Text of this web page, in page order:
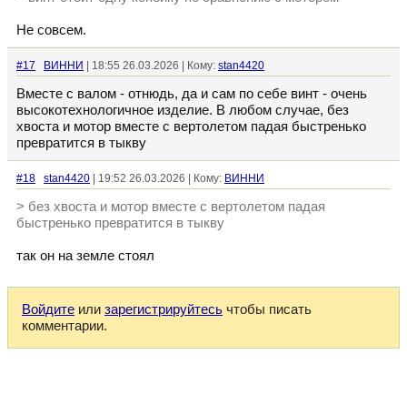
Не совсем.
#17 ВИННИ | 18:55 26.03.2026 | Кому: stan4420
Вместе с валом - отнюдь, да и сам по себе винт - очень
высокотехнологичное изделие. В любом случае, без
хвоста и мотор вместе с вертолетом падая быстренько
превратится в тыкву
#18 stan4420 | 19:52 26.03.2026 | Кому: ВИННИ
> без хвоста и мотор вместе с вертолетом падая
быстренько превратится в тыкву
так он на земле стоял
Войдите или зарегистрируйтесь чтобы писать
комментарии.